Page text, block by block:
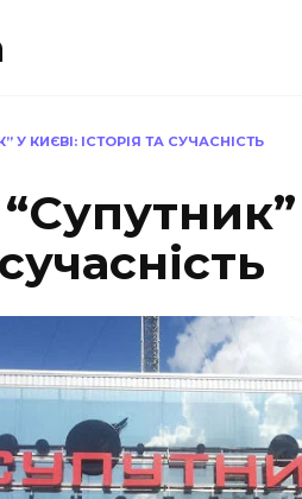
У КИЄВІ: ІСТОРІЯ ТА СУЧАСНІСТЬ